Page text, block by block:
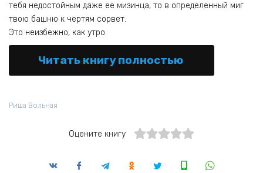
тебя недостойным даже её мизинца, то в определенный миг
твою башню к чертям сорвет.
Это неизбежно, как утро.
Читать книгу полностью
Риша Вольная
Оцените книгу